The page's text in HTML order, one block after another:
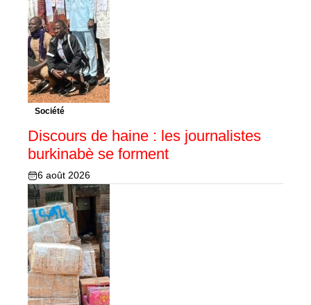
Société
Discours de haine : les journalistes
burkinabè se forment
6 août 2026